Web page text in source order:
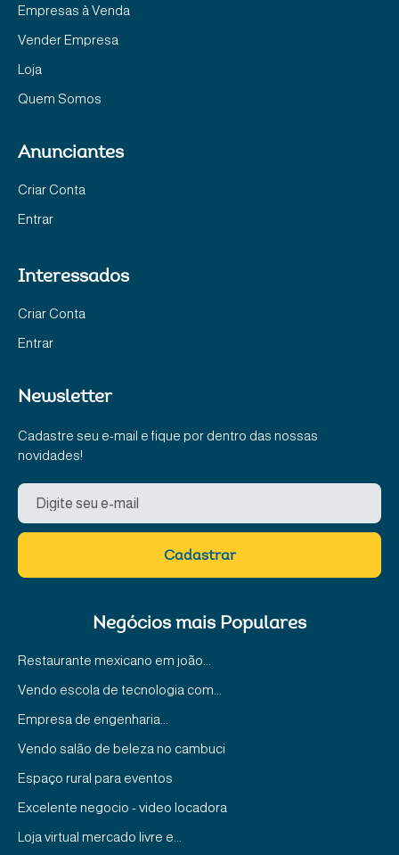
Empresas à Venda
Vender Empresa
Loja
Quem Somos
Anunciantes
Criar Conta
Entrar
Interessados
Criar Conta
Entrar
Newsletter
Cadastre seu e-mail e fique por dentro das nossas
novidades!
Cadastrar
Negócios mais Populares
Restaurante mexicano em joão...
Vendo escola de tecnologia com...
Empresa de engenharia...
Vendo salão de beleza no cambuci
Espaço rural para eventos
Excelente negocio - video locadora
Loja virtual mercado livre e...